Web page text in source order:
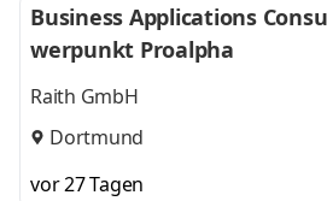
Business Applications
werpunkt Proalpha
Raith GmbH
Dortmund
vor 27 Tagen